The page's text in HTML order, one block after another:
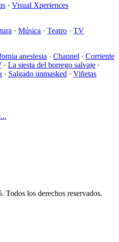
· Visual Xperiences
· Música · Teatro · TV
anestesia · Channel · Corriente
· La siesta del borrego salvaje ·
· Salgado unmasked · Viñetas
los derechos reservados.